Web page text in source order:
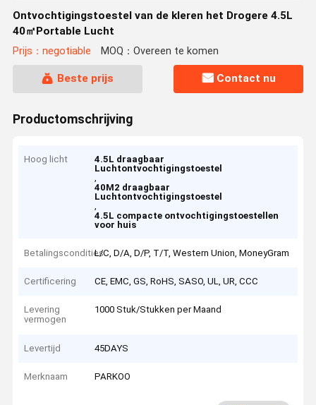
Ontvochtigingstoestel van de kleren het Drogere 4.5L
40㎡Portable Lucht
Prijs：negotiable MOQ：Overeen te komen
Beste prijs Contact nu
Productomschrijving
Hoog licht
4.5L draagbaar
Luchtontvochtigingstoestel
,
40M2 draagbaar
Luchtontvochtigingstoestel
,
4.5L compacte ontvochtigingstoestellen
voor huis
BetalingsconditiesL/C, D/A, D/P, T/T, Western Union, MoneyGram
Certificering CE, EMC, GS, RoHS, SASO, UL, UR, CCC
Levering
vermogen
1000 Stuk/Stukken per Maand
Levertijd 45DAYS
Merknaam PARKOO